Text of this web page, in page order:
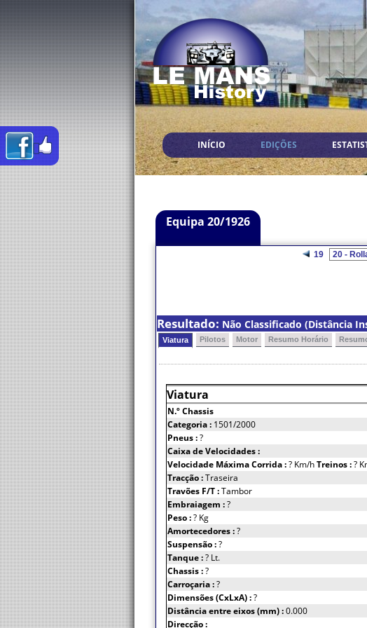
INÍCIO EDIÇÕES
Equipa 20/1926
19
Resultado: Não Classificado (Distância
Viatura Pilotos Motor Resumo Horário
Viatura
N.º Chassis
Categoria : 1501/2000
Pneus :?
Caixa de Velocidades :
Velocidade Máxima Corrida :? Km/hTreinos :?
Tracção :Traseira
Travões F/T :Tambor
Embraiagem :?
Peso :? Kg
Amortecedores :?
Suspensão :?
Tanque :? Lt.
Chassis :?
Carroçaria :?
Dimensões (CxLxA) :?
Distância entre eixos (mm) :0.000
Direcção :